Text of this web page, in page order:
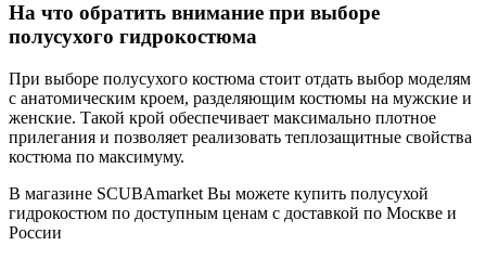
На что обратить внимание при выборе
полусухого гидрокостюма
При выборе полусухого костюма стоит отдать выбор моделям
с анатомическим кроем, разделяющим костюмы на мужские и
женские. Такой крой обеспечивает максимально плотное
прилегания и позволяет реализовать теплозащитные свойства
костюма по максимуму.
В магазине SCUBAmarket Вы можете купить полусухой
гидрокостюм по доступным ценам с доставкой по Москве и
России